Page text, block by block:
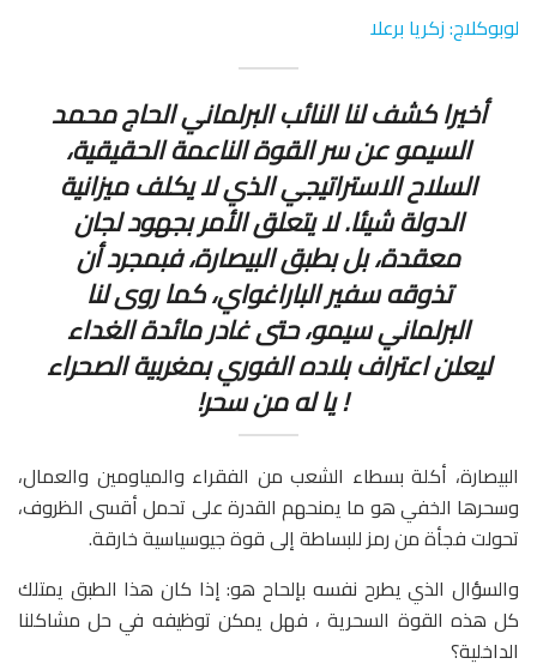
لوبوكلاج: زكريا برعلا
أخيرا كشف لنا النائب البرلماني الحاج محمد
السيمو عن سر القوة الناعمة الحقيقية،
السلاح الاستراتيجي الذي لا يكلف ميزانية
الدولة شيئا. لا يتعلق الأمر بجهود لجان
معقدة، بل بطبق البيصارة، فبمجرد أن
تذوقه سفير الباراغواي، كما روى لنا
البرلماني سيمو، حتى غادر مائدة الغداء
ليعلن اعتراف بلاده الفوري بمغربية الصحراء
! يا له من سحر!
البيصارة، أكلة بسطاء الشعب من الفقراء والمياومين والعمال،
وسحرها الخفي هو ما يمنحهم القدرة على تحمل أقسى الظروف،
تحولت فجأة من رمز للبساطة إلى قوة جيوسياسية خارقة.
والسؤال الذي يطرح نفسه بإلحاح هو: إذا كان هذا الطبق يمتلك
كل هذه القوة السحرية ، فهل يمكن توظيفه في حل مشاكلنا
الداخلية؟